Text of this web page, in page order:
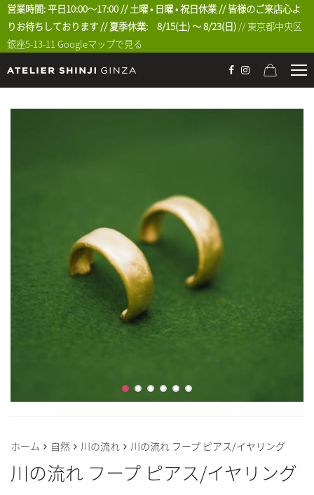
営業時間: 平日10:00〜17:00 // 土曜 • 日曜 • 祝日休業 // 皆様のご来店心よ
りお待ちしております // 夏季休業: 8/15(土) 〜 8/23(日) // 東京都中央区
銀座5-13-11Googleマップで見る
ホーム 自然 川の流れ 川の流れ フープ ピアス/イヤリング
川の流れ フープ ピアス/イヤリング